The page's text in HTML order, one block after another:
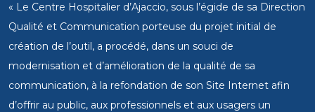
« Le Centre Hospitalier d’Ajaccio, sous l’égide de sa Direction
Qualité et Communication porteuse du projet initial de
création de l’outil, a procédé, dans un souci de
modernisation et d’amélioration de la qualité de sa
communication, à la refondation de son Site Internet afin
d’offrir au public, aux professionnels et aux usagers un